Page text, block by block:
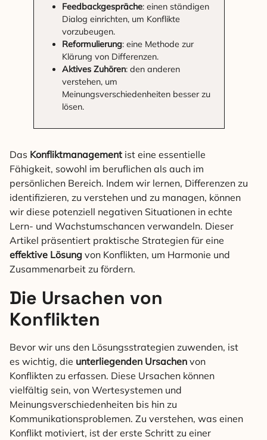
Feedbackgespräche: einen ständigen
Dialog einrichten, um Konflikte
vorzubeugen.
Reformulierung: eine Methode zur
Klärung von Differenzen.
Aktives Zuhören: den anderen
verstehen, um
Meinungsverschiedenheiten besser zu
lösen.
Das Konfliktmanagement ist eine essentielle
Fähigkeit, sowohl im beruflichen als auch im
persönlichen Bereich. Indem wir lernen, Differenzen zu
identifizieren, zu verstehen und zu managen, können
wir diese potenziell negativen Situationen in echte
Lern- und Wachstumschancen verwandeln. Dieser
Artikel präsentiert praktische Strategien für eine
effektive Lösung von Konflikten, um Harmonie und
Zusammenarbeit zu fördern.
Die Ursachen von
Konflikten
Bevor wir uns den Lösungsstrategien zuwenden, ist
es wichtig, die unterliegenden Ursachen von
Konflikten zu erfassen. Diese Ursachen können
vielfältig sein, von Wertesystemen und
Meinungsverschiedenheiten bis hin zu
Kommunikationsproblemen. Zu verstehen, was einen
Konflikt motiviert, ist der erste Schritt zu einer